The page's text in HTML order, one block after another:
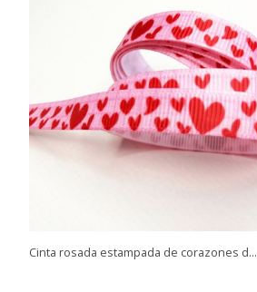
Cinta rosada estampada de corazones d...